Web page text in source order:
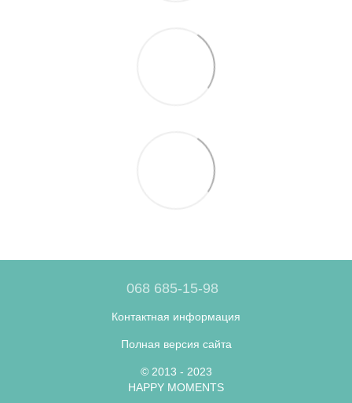
068 685-15-98
Контактная информация
Полная версия сайта
© 2013 - 2023
HAPPY MOMENTS